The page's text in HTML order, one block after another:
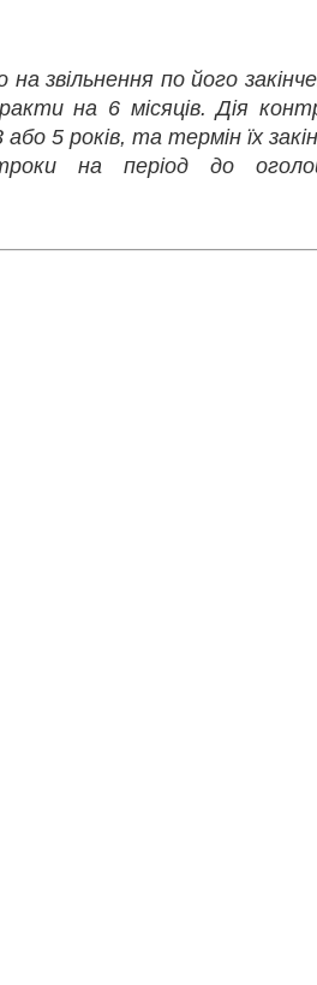
звільнення по його
на 6 місяців. Дія
5 років, та термін їх
на період до